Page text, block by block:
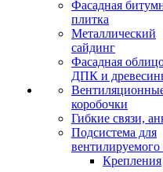
Фасадная
плитка
Металлический
сайдинг
Фасадная
ДПК и
коробочки
Гибкие связи,
Подсистема для
вентилируемого
Крепления